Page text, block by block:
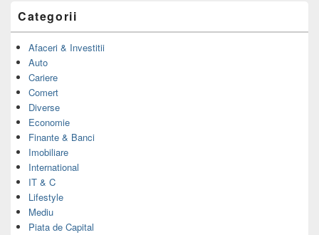
Sidebar
Widget
Area
Categorii
Afaceri & Investitii
Auto
Cariere
Comert
Diverse
Economie
Finante & Banci
Imobiliare
International
IT & C
Lifestyle
Mediu
Piata de Capital